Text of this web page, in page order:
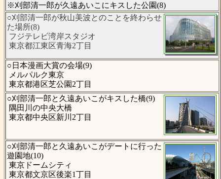
※刈部清一郎が久遠あいこにキスした公園(8)
○刈部清一郎が秋山美波とのことを終わらせ
た場所(8)
フジテレビ湾岸スタジオ
東京都江東区青海2丁目
○日本漫画大賞の会場(9)
メルパルク東京
東京都港区芝公園2丁目
○刈部清一郎と久遠あいこがキスした橋(9)
隅田川の中央大橋
東京都中央区新川2丁目
○刈部清一郎と久遠あいこがデートに行った
遊園地(10)
東京ドームシティ
東京都文京区後楽1丁目